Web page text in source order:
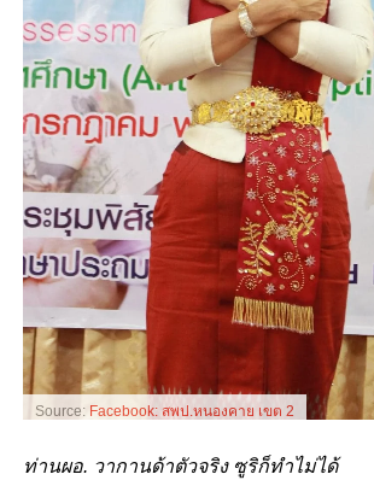
Source: Facebook: สพป.หนองคาย เขต 2
ท่านผอ. วากานด้าตัวจริง ซูริก็ทำไม่ได้